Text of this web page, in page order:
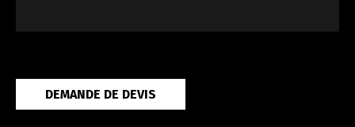
DEMANDE DE DEVIS